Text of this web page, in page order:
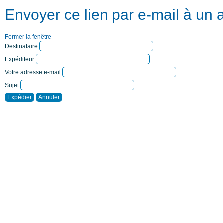
Envoyer ce lien par e-mail à un
Fermer la fenêtre
Destinataire
Expéditeur
Votre adresse e-mail
Sujet
Expédier
Annuler